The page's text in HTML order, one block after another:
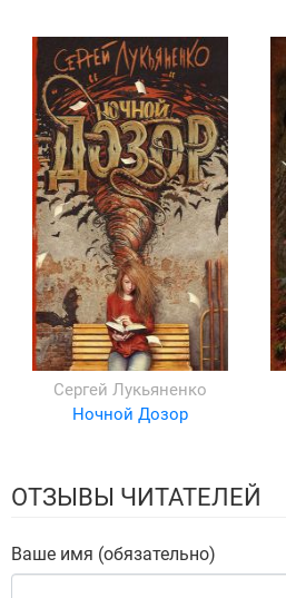
Сергей Лукьяненко
Ночной Дозор
ОТЗЫВЫ ЧИТАТЕЛЕЙ
Ваше имя (обязательно)